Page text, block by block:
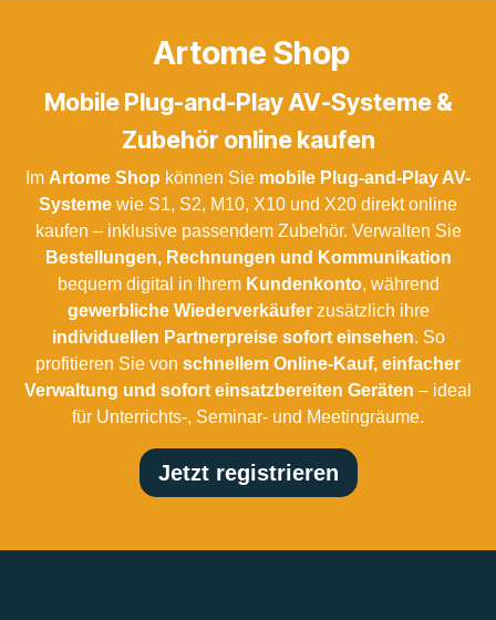
Artome Shop
Mobile Plug-and-Play AV-Systeme &
Zubehör online kaufen
Im Artome Shop können Sie mobile Plug-and-Play AV-
Systeme wie S1, S2, M10, X10 und X20 direkt online
kaufen – inklusive passendem Zubehör. Verwalten Sie
Bestellungen, Rechnungen und Kommunikation
bequem digital in Ihrem Kundenkonto, während
gewerbliche Wiederverkäuferzusätzlich ihre
individuellen Partnerpreise sofort einsehen. So
profitieren Sie von schnellem Online-Kauf, einfacher
Verwaltung und sofort einsatzbereiten Geräten – ideal
für Unterrichts-, Seminar- und Meetingräume.
Jetzt registrieren